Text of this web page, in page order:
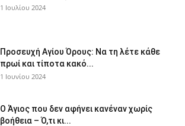
1 Ιουλίου 2024
Προσευχή Αγίου Όρους: Να τη λέτε κάθε
πρωί και τίποτα κακό...
1 Ιουνίου 2024
Ο Άγιος που δεν αφήνει κανέναν χωρίς
βοήθεια – Ό,τι κι...